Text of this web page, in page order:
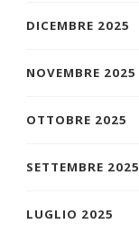
DICEMBRE 2025
NOVEMBRE 2025
OTTOBRE 2025
SETTEMBRE 2025
LUGLIO 2025